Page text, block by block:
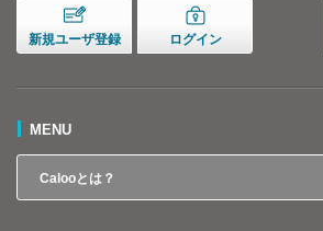
新規ユーザ登録 ログイン
MENU
Calooとは？